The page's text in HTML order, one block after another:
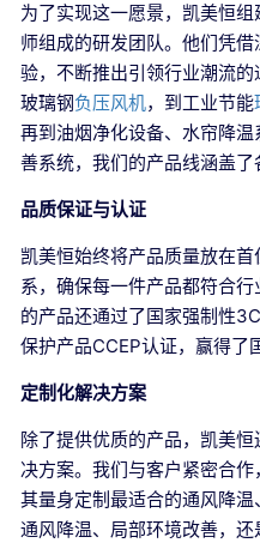
为了实现这一愿景，凯美恒
师组成的研发团队。他们凭
验，不断推出引领行业潮流
玻璃钢负压风机，到工业节能
再到油烟净化设备、水帘降
善系统，我们的产品线涵盖了
品质保证与认证
凯美恒始终将产品质量放在
系，确保每一件产品都符合
的产品还通过了国家强制性
保护产品CCEP认证，赢得了
定制化解决方案
除了提供优质的产品，凯美
决方案。我们与客户紧密合
其量身定制最适合的通风降
通风降温、局部环境改善，还